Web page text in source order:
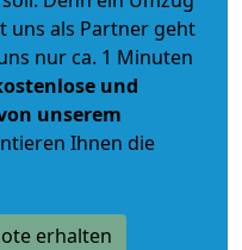
uns als Partner geht
nur ca. 1 Minuten
und
unserem
Ihnen die
erhalten